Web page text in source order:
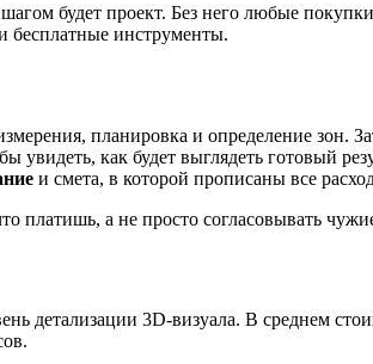
будет проект. Без него любые
бесплатные инструменты.
планировка и определение зон.
увидеть, как будет выглядеть готовый
и смета, в которой прописаны все
платишь, а не просто согласовывать
детализации 3D‑визуала. В среднем